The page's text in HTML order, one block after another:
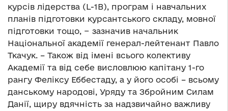
курсів лідерства (L-1B), програм і навчальних
планів підготовки курсантського складу, мовної
підготовки тощо, − зазначив начальник
Національної академії генерал-лейтенант Павло
Ткачук. – Також від імені всього колективу
Академії та від себе висловлюю капітану 1-го
рангу Феліксу Еббестаду, а у його особі – всьому
данському народові, Уряду та Збройним Силам
Данії, щиру вдячність за надзвичайно важливу